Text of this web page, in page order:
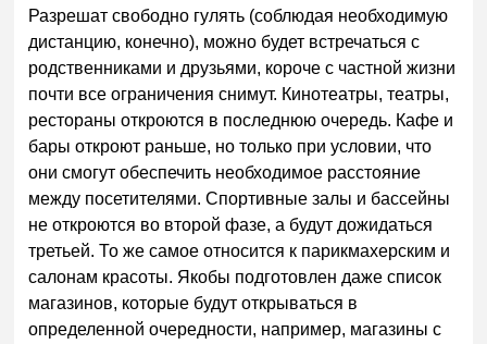
Разрешат свободно гулять (соблюдая необходимую
дистанцию, конечно), можно будет встречаться с
родственниками и друзьями, короче с частной жизни
почти все ограничения снимут. Кинотеатры, театры,
рестораны откроются в последнюю очередь. Кафе и
бары откроют раньше, но только при условии, что
они смогут обеспечить необходимое расстояние
между посетителями. Спортивные залы и бассейны
не откроются во второй фазе, а будут дожидаться
третьей. То же самое относится к парикмахерским и
салонам красоты. Якобы подготовлен даже список
магазинов, которые будут открываться в
определенной очередности, например, магазины с